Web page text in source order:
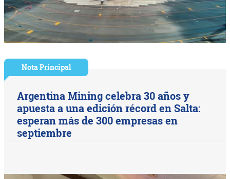
Nota Principal
Argentina Mining celebra 30 años y
apuesta a una edición récord en Salta:
esperan más de 300 empresas en
septiembre